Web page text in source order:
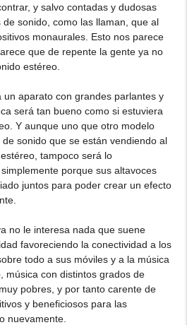
y salvo contadas y dudosas
sonido, como las llaman, que al
monaurales. Esto nos parece
que de repente la gente ya no
estéreo.
un aparato con grandes parlantes y
será tan bueno como si estuviera
Y aunque uno que otro modelo
sonido que se están vendiendo al
tampoco será lo
porque sus altavoces
juntos para poder crear un efecto
no le interesa nada que suene
favoreciendo la conectividad a los
todo a sus móviles y a la música
música con distintos grados de
pobres, y por tanto carente de
y beneficiosos para las
nuevamente.